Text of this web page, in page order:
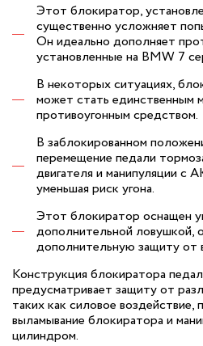
Этот блокиратор,
существенно усложняет
Он идеально дополняет
установленные на BMW 7
В некоторых ситуациях,
может стать единственным
противоугонным средством.
В заблокированном
перемещение педали
двигателя и манипуляции с
уменьшая риск угона.
Этот блокиратор оснащен
дополнительной ловушкой,
дополнительную защиту от
Конструкция блокиратора
предусматривает защиту от
таких как силовое
выламывание блокиратора и
цилиндром.